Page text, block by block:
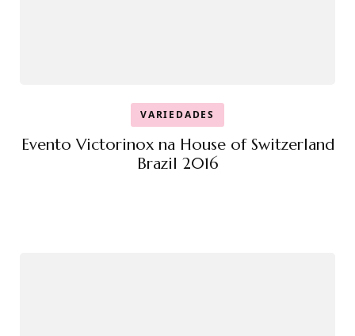
VARIEDADES
Evento Victorinox na House of Switzerland
Brazil 2016